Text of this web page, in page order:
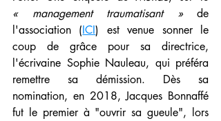
« management traumatisant » de
l'association (ICI) est venue sonner le
coup de grâce pour sa directrice,
l'écrivaine Sophie Nauleau, qui préféra
remettre sa démission. Dès sa
nomination, en 2018, Jacques Bonnaffé
fut le premier à "ouvrir sa gueule", lors